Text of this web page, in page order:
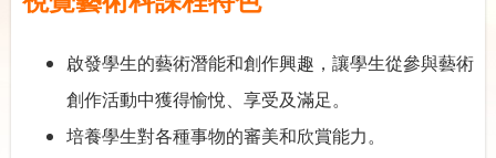
啟發學生的藝術潛能和創作興趣，讓學生從參與藝術
創作活動中獲得愉悅、享受及滿足。
培養學生對各種事物的審美和欣賞能力。